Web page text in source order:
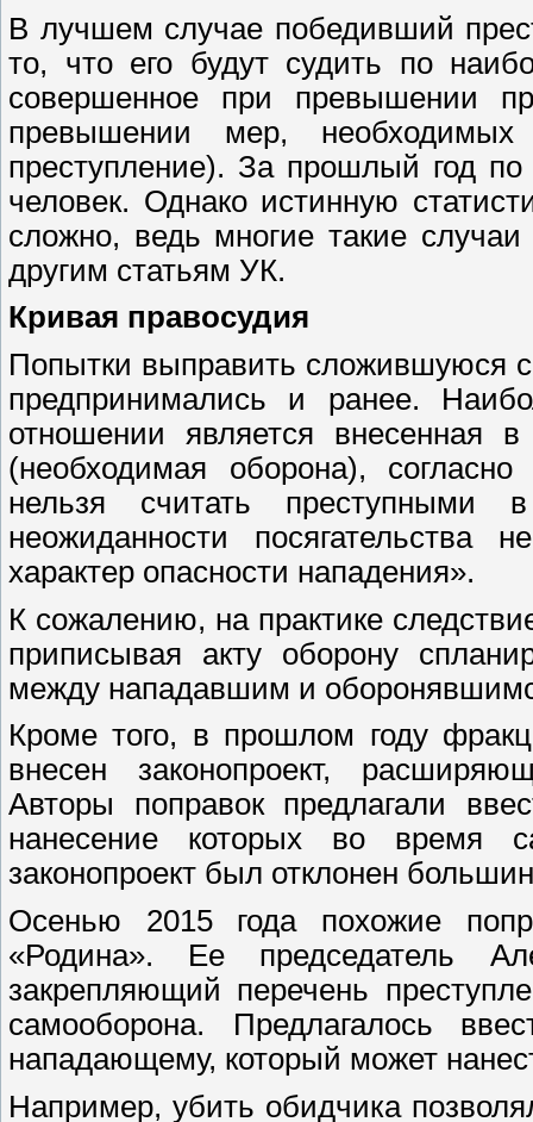
В лучшем случае победивший
то, что его будут судить по
совершенное при превышении
превышении мер,
преступление). За прошлый год
человек. Однако истинную
сложно, ведь многие такие
другим статьям УК.
Кривая правосудия
Попытки выправить сложившуюся
предпринимались и ранее.
отношении является внесенная
(необходимая оборона),
нельзя считать
неожиданности посягательства
характер опасности нападения».
К сожалению, на практике
приписывая акту оборону
между нападавшим и
Кроме того, в прошлом году
внесен законопроект,
Авторы поправок предлагали
нанесение которых во время
законопроект был отклонен
Осенью 2015 года похожие
«Родина». Ее председатель
закрепляющий перечень
самооборона. Предлагалось
нападающему, который может
Например, убить обидчика